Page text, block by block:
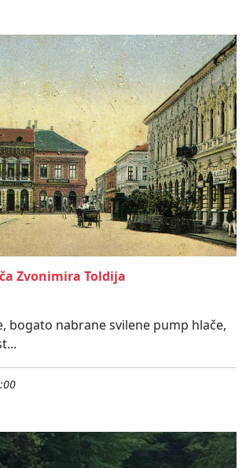
Zvonimira Toldija
bogato nabrane svilene pump hlače,